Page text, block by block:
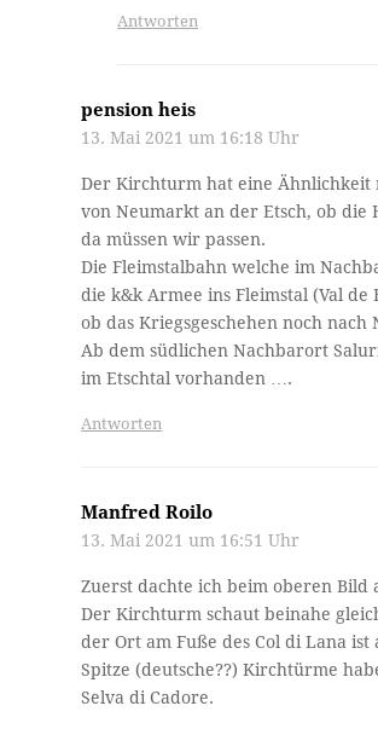
Antworten
pension heis
13. Mai 2021 um 16:18 Uhr
Der Kirchturm hat eine Ähnlichkeit
von Neumarkt an der Etsch, ob die
da müssen wir passen.
Die Fleimstalbahn welche im
die k&k Armee ins Fleimstal (Val
ob das Kriegsgeschehen noch
Ab dem südlichen Nachbarort
im Etschtal vorhanden ….
Antworten
Manfred Roilo
13. Mai 2021 um 16:51 Uhr
Zuerst dachte ich beim oberen Bild
Der Kirchturm schaut beinahe
der Ort am Fuße des Col di Lana
Spitze (deutsche??) Kirchtürme
Selva di Cadore.